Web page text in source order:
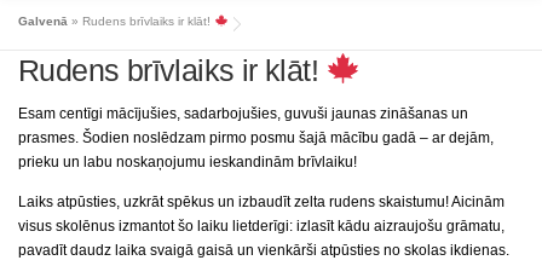
AKTUALITĀTES
VECĀKIEM BIBLIOTĒKA
KONTAKTI TOPOŠIE PIRMKLASNIEKI
SKOLAS PADOME MŪSU SASNIEGUMI
ĒDIENKARTES
Galvenā » Rudens brīvlaiks ir klāt!
Rudens brīvlaiks ir klāt!
Esam centīgi mācījušies, sadarbojušies, guvuši jaunas zināšanas un
prasmes. Šodien noslēdzam pirmo posmu šajā mācību gadā – ar dejām,
prieku un labu noskaņojumu ieskandinām brīvlaiku!
Laiks atpūsties, uzkrāt spēkus un izbaudīt zelta rudens skaistumu! Aicinām
visus skolēnus izmantot šo laiku lietderīgi: izlasīt kādu aizraujošu grāmatu,
pavadīt daudz laika svaigā gaisā un vienkārši atpūsties no skolas ikdienas.